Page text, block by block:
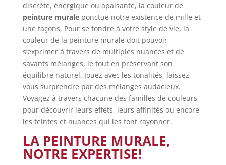
discrète, énergique ou apaisante, la couleur de
peinture muraleponctue notre existence de mille et
une façons. Pour se fondre à votre style de vie, la
couleur de la peinture murale doit pouvoir
s’exprimer à travers de multiples nuances et de
savants mélanges, le tout en préservant son
équilibre naturel. Jouez avec les tonalités, laissez-
vous surprendre par des mélanges audacieux.
Voyagez à travers chacune des familles de couleurs
pour découvrir leurs effets, leurs affinités ou encore
les teintes et nuances qui les font rayonner.
LA PEINTURE MURALE,
NOTRE EXPERTISE!